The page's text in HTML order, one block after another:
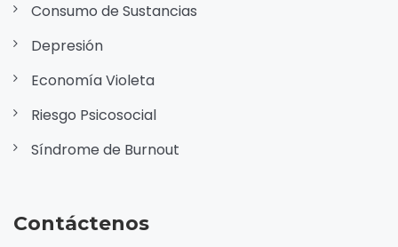
Consumo de Sustancias
Depresión
Economía Violeta
Riesgo Psicosocial
Síndrome de Burnout
Contáctenos